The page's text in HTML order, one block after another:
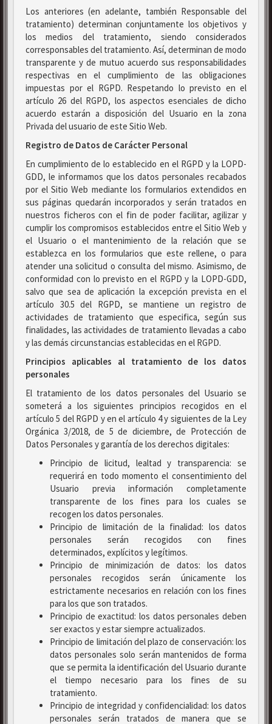
Los anteriores (en adelante, también Responsable del
tratamiento) determinan conjuntamente los objetivos y
los medios del tratamiento, siendo considerados
corresponsables del tratamiento. Así, determinan de modo
transparente y de mutuo acuerdo sus responsabilidades
respectivas en el cumplimiento de las obligaciones
impuestas por el RGPD. Respetando lo previsto en el
artículo 26 del RGPD, los aspectos esenciales de dicho
acuerdo estarán a disposición del Usuario en la zona
Privada del usuario de este Sitio Web.
Registro de Datos de Carácter Personal
En cumplimiento de lo establecido en el RGPD y la LOPD-
GDD, le informamos que los datos personales recabados
por el Sitio Web mediante los formularios extendidos en
sus páginas quedarán incorporados y serán tratados en
nuestros ficheros con el fin de poder facilitar, agilizar y
cumplir los compromisos establecidos entre el Sitio Web y
el Usuario o el mantenimiento de la relación que se
establezca en los formularios que este rellene, o para
atender una solicitud o consulta del mismo. Asimismo, de
conformidad con lo previsto en el RGPD y la LOPD-GDD,
salvo que sea de aplicación la excepción prevista en el
artículo 30.5 del RGPD, se mantiene un registro de
actividades de tratamiento que especifica, según sus
finalidades, las actividades de tratamiento llevadas a cabo
y las demás circunstancias establecidas en el RGPD.
Principios aplicables al tratamiento de los datos
personales
El tratamiento de los datos personales del Usuario se
someterá a los siguientes principios recogidos en el
artículo 5 del RGPD y en el artículo 4 y siguientes de la Ley
Orgánica 3/2018, de 5 de diciembre, de Protección de
Datos Personales y garantía de los derechos digitales:
Principio de licitud, lealtad y transparencia: se
requerirá en todo momento el consentimiento del
Usuario previa información completamente
transparente de los fines para los cuales se
recogen los datos personales.
Principio de limitación de la finalidad: los datos
personales serán recogidos con fines
determinados, explícitos y legítimos.
Principio de minimización de datos: los datos
personales recogidos serán únicamente los
estrictamente necesarios en relación con los fines
para los que son tratados.
Principio de exactitud: los datos personales deben
ser exactos y estar siempre actualizados.
Principio de limitación del plazo de conservación: los
datos personales solo serán mantenidos de forma
que se permita la identificación del Usuario durante
el tiempo necesario para los fines de su
tratamiento.
Principio de integridad y confidencialidad: los datos
personales serán tratados de manera que se